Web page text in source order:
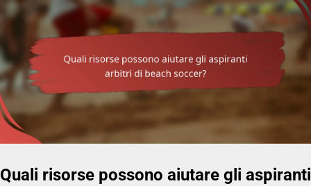
Quali risorse possono aiutare gli aspiranti